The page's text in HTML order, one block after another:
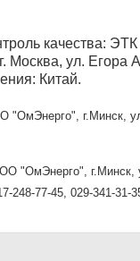
качества:
Москва, ул. Егора
Китай.
"ОмЭнерго", г.Минск,
"ОмЭнерго", г.Минск,
248-77-45, 029-341-31-